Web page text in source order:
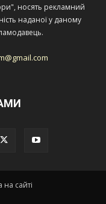
носять рекламний
наданої у даному
на сайті